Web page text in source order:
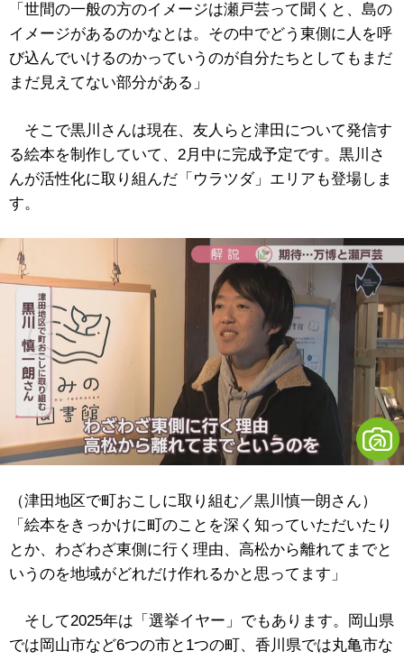
「世間の一般の方のイメージは瀬戸芸って聞くと、島の
イメージがあるのかなとは。その中でどう東側に人を呼
び込んでいけるのかっていうのが自分たちとしてもまだ
まだ見えてない部分がある」
そこで黒川さんは現在、友人らと津田について発信す
る絵本を制作していて、2月中に完成予定です。黒川さ
んが活性化に取り組んだ「ウラツダ」エリアも登場しま
す。
（津田地区で町おこしに取り組む／黒川慎一朗さん）
「絵本をきっかけに町のことを深く知っていただいたり
とか、わざわざ東側に行く理由、高松から離れてまでと
いうのを地域がどれだけ作れるかと思ってます」
そして2025年は「選挙イヤー」でもあります。岡山県
では岡山市など6つの市と1つの町、香川県では丸亀市な